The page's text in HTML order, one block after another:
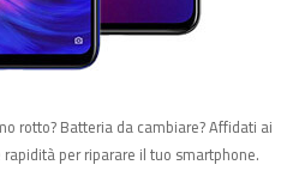
rotto? Batteria da cambiare? Affidati ai
per riparare il tuo smartphone.